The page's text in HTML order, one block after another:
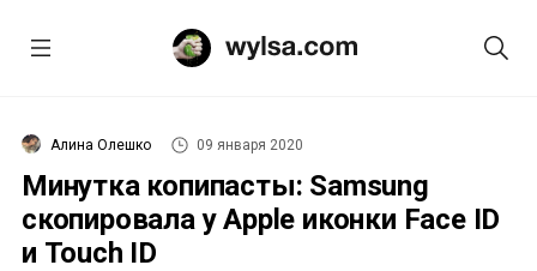
Алина Олешко 09 января 2020
Минутка копипасты: Samsung
скопировала у Apple иконки Face ID
и Touch ID